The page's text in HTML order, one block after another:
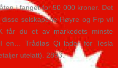
i fanget for 50 000 kroner. Det
selskapene Høyre og Frp vil
får du et av markedets minste
en… Trådløs Qi lader for Tesla
utelatt). 2893.